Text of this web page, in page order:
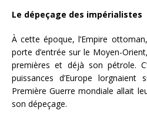
Le dépeçage des impérialistes
À cette époque, l’Empire
porte d’entrée sur le Moyen-
premières et déjà son pétrole.
puissances d’Europe
Première Guerre mondiale allait
son dépeçage.